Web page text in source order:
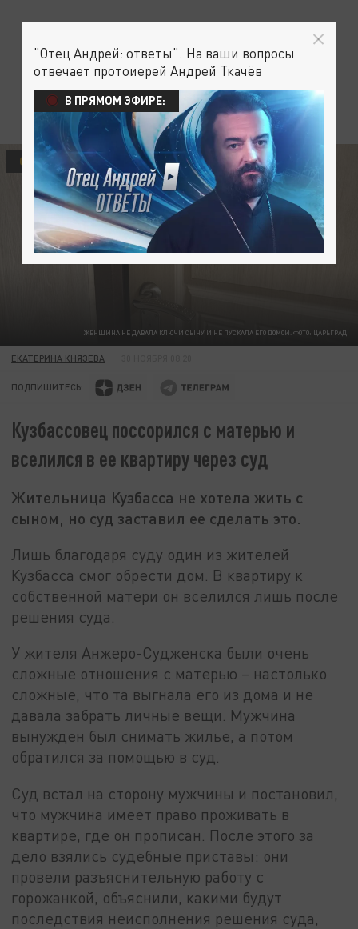
ЖЕНЩИНА НЕ ДАВАЛА КЛЮЧИ СЫНУ И НЕ ПУСКАЛА ЕГО ДОМОЙ. ФОТО: ЦАРЬГРАД
ОБЩЕСТВО
ЕКАТЕРИНА КНЯЗЕВА
ПОДПИШИТЕСЬ:
Кузбассовец поссорился с матерью и
вселился в ее квартиру через суд
Жительница Кузбасса не хотела жить с
сыном, но суд заставил ее сделать это.
Лишь благодаря суду один из жителей
Кузбасса смог обрести дом. В квартиру к
собственной матери он вселился лишь после
решения суда.
У жителя Анжеро-Судженска были очень
сложные отношения с матерью – настолько
сложные, что та выгнала его из дома и не
давала забрать личные вещи. Мужчина
вынужден был снимать жилье, а потом
обратился за помощью в суд.
Суд встал на сторону мужчины и постановил,
что мужчина имеет право проживать в
квартире, где он прописан. После этого за
дело взялись судебные приставы: они
провели разъяснительную работу с
горожанкой, объяснили, какими будут
последствия неисполнения решения суда,
"Отец Андрей: ответы". На ваши вопросы
отвечает протоиерей Андрей Ткачёв
В ПРЯМОМ ЭФИРЕ: